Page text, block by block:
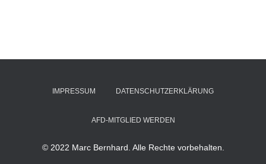
IMPRESSUM DATENSCHUTZERKLÄRUNG
AFD-MITGLIED WERDEN
© 2022 Marc Bernhard. Alle Rechte vorbehalten.